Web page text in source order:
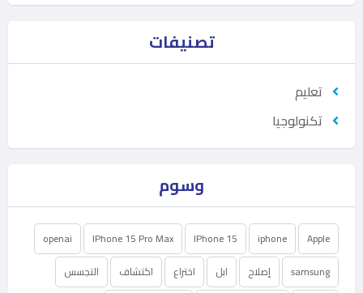
تصنيفات
تعليم
تكنولوجيا
وسوم
Apple
iphone
IPhone 15
IPhone 15 Pro Max
openai
samsung
إصلاح ابل اختراع اكتشاف
التجسس